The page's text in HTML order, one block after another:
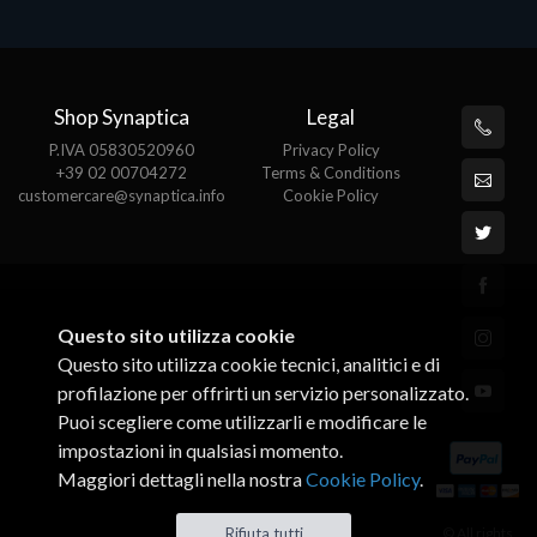
Shop Synaptica
P.IVA 05830520960
+39 02 00704272
customercare@synaptica.info
Legal
Privacy Policy
Terms & Conditions
Cookie Policy
Questo sito utilizza cookie
Questo sito utilizza cookie tecnici, analitici e di
profilazione per offrirti un servizio personalizzato.
Puoi scegliere come utilizzarli e modificare le
impostazioni in qualsiasi momento.
Maggiori dettagli nella nostraCookie Policy.